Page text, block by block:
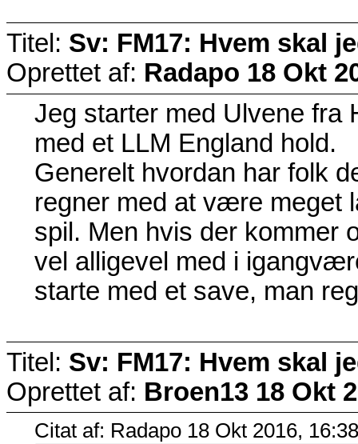
Titel: Sv: FM17: Hvem skal
Oprettet af: Radapo 18 Okt
Jeg starter med Ulvene fra
med et LLM England hold.
Generelt hvordan har folk
regner med at være meget
spil. Men hvis der kommer
vel alligevel med i
starte med et save, man
Titel: Sv: FM17: Hvem skal
Oprettet af: Broen13 18 Okt
Citat af: Radapo 18 Okt 2016,